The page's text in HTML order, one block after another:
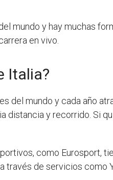
mundo y hay muchas
en vivo.
Italia?
del mundo y cada año
y recorrido. Si
como Eurosport,
través de servicios como